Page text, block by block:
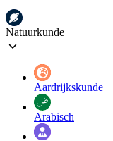
Natuurkunde
Aardrijkskunde
Arabisch